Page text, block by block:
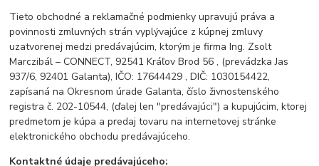
Tieto obchodné a reklamačné podmienky upravujú práva a
povinnosti zmluvných strán vyplývajúce z kúpnej zmluvy
uzatvorenej medzi predávajúcim, ktorým je firma Ing. Zsolt
Marczibál – CONNECT, 92541 Kráľov Brod 56 , (prevádzka Jas
937/6, 92401 Galanta), IČO: 17644429 , DIČ: 1030154422,
zapísaná na Okresnom úrade Galanta, číslo živnostenského
registra č. 202-10544, (ďalej len "predávajúci") a kupujúcim, ktorej
predmetom je kúpa a predaj tovaru na internetovej stránke
elektronického obchodu predávajúceho.
Kontaktné údaje predávajúceho: